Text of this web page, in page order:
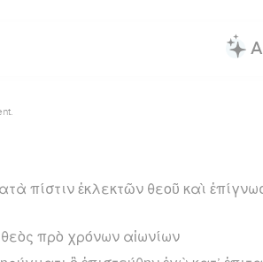
πίστιν ἐκλεκτῶν θεοῦ καὶ
θεὸς πρὸ χρόνων αἰωνίων